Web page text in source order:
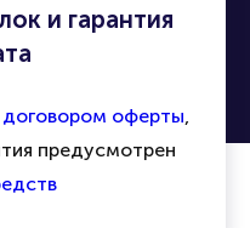
и гарантия
договором оферты,
предусмотрен